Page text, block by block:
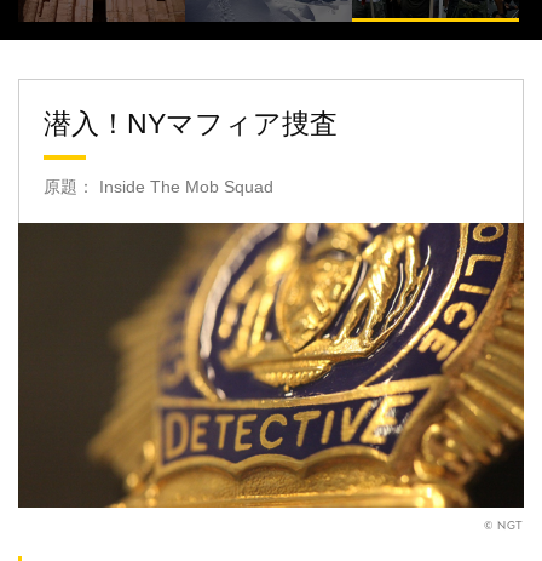
潜入！NYマフィア捜査
原題： Inside The Mob Squad
© NGT